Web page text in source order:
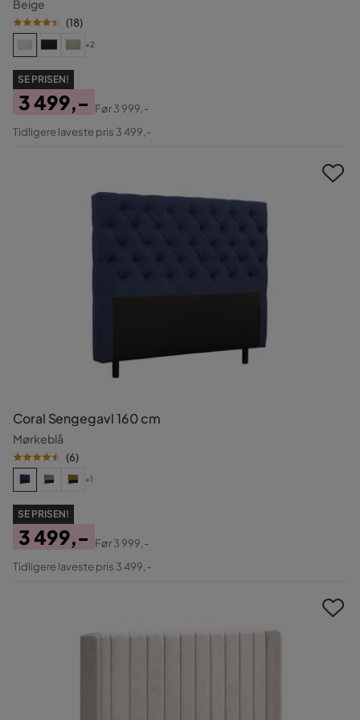
Beige
(18)
+2
SE PRISEN!
Pris
3 499,-
Original
Før3 999,-
Tidligere laveste pris 3 499,-
Coral Sengegavl 160 cm
Mørkeblå
(6)
+1
SE PRISEN!
Pris
3 499,-
Original
Før3 999,-
Tidligere laveste pris 3 499,-